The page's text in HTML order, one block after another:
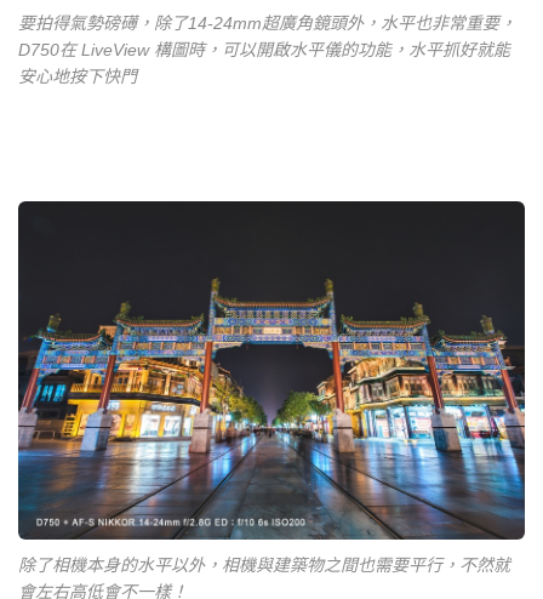
要拍得氣勢磅礡，除了14-24mm超廣角鏡頭外，水平也非常重要，
D750在 LiveView 構圖時，可以開啟水平儀的功能，水平抓好就能
安心地按下快門
除了相機本身的水平以外，相機與建築物之間也需要平行，不然就
會左右高低會不一樣！